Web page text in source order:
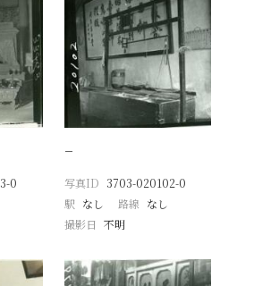
0
−
写真ID 3703-020102-0
駅 なし 路線 なし
撮影日 不明